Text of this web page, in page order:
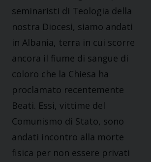
seminaristi di Teologia della
nostra Diocesi, siamo andati
in Albania, terra in cui scorre
ancora il fiume di sangue di
coloro che la Chiesa ha
proclamato recentemente
Beati. Essi, vittime del
Comunismo di Stato, sono
andati incontro alla morte
fisica per non essere privati